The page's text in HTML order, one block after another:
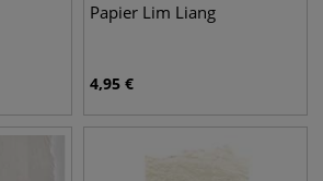
Papier Lim Liang
4,95 €